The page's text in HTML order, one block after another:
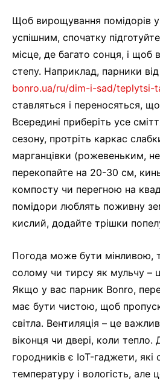
Щоб вирощування помідорів у
успішним, спочатку
місце, де багато сонця, і щоб
степу. Наприклад, парники
bonro.ua/ru/dim-i-sad/teplytsi-
ставляться і переносяться,
Всередині приберіть усе
сезону, протріть каркас
марганцівки (рожевеньким,
перекопайте на 20-30 см,
компосту чи перегною на
помідори люблять поживну
кислий, додайте трішки
Погода може бути мінливою,
солому чи тирсу як мульчу –
Якщо у вас парник Bonro,
має бути чистою, щоб
світла. Вентиляція – це
віконця чи двері, коли тепло.
городників є IoT-гаджети, які
температуру і вологість, але